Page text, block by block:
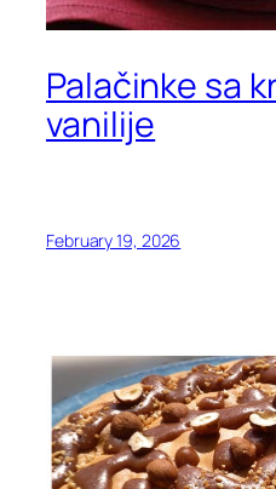
Palačinke sa
vanilije
February 19, 2026